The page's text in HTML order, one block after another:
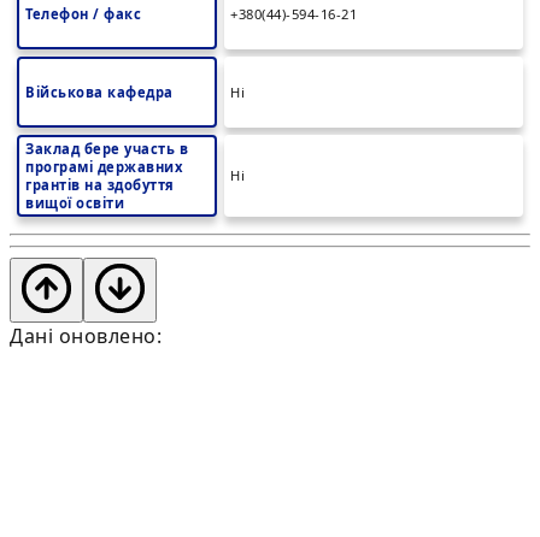
Телефон / факс +380(44)-594-16-21
Військова кафедра Ні
Заклад бере участь в
програмі державних
грантів на здобуття
вищої освіти
Ні
Дані оновлено: